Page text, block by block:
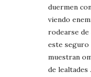
duermen
viendo
rodearse de
este seguro
muestran
de lealtades